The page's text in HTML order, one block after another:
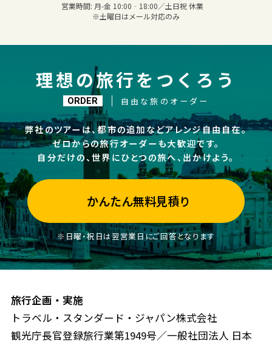
営業時間: 月-金 10:00‐18:00／土日祝 休業
※土曜日はメール対応のみ
理想の旅行をつくろう
ORDER 自由な旅のオーダー
弊社のツアーは、都市の追加などアレンジ自由自在。
ゼロからの旅行オーダーも大歓迎です。
自分だけの、世界にひとつの旅へ、出かけよう。
かんたん無料見積り
※日曜・祝日は翌営業日にご回答となります
旅行企画・実施
トラベル・スタンダード・ジャパン株式会社
観光庁長官登録旅行業第1949号／一般社団法人 日本